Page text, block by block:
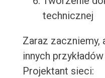
technicznej
Zaraz zaczniemy,
innych
Projektant sieci: